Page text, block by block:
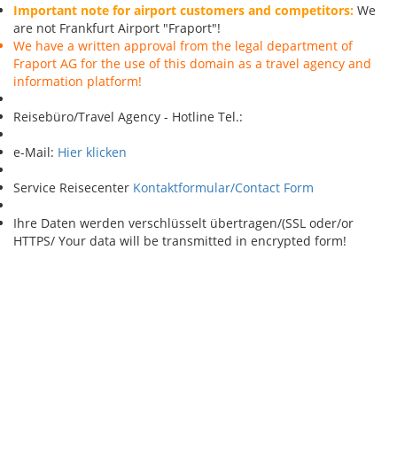
Important note for airport customers and competitors: We
are not Frankfurt Airport "Fraport"!
We have a written approval from the legal department of
Fraport AG for the use of this domain as a travel agency and
information platform!
Reisebüro/Travel Agency - Hotline Tel.:
e-Mail: Hier klicken
Service Reisecenter Kontaktformular/Contact Form
Ihre Daten werden verschlüsselt übertragen/(SSL oder/or
HTTPS/ Your data will be transmitted in encrypted form!